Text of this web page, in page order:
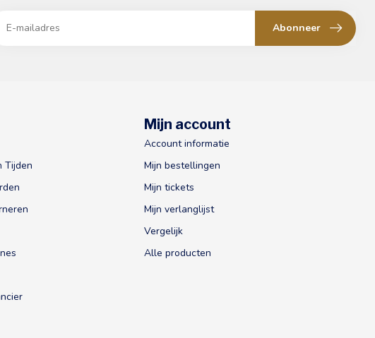
Abonneer
Tijden
Mijn account
Account informatie
Mijn bestellingen
Mijn tickets
Mijn verlanglijst
Vergelijk
Alle producten